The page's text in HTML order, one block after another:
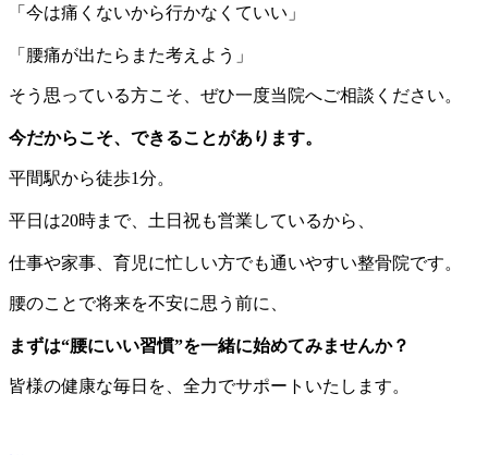
「今は痛くないから行かなくていい」
「腰痛が出たらまた考えよう」
そう思っている方こそ、ぜひ一度当院へご相談ください。
今だからこそ、できることがあります。
平間駅から徒歩1分。
平日は20時まで、土日祝も営業しているから、
仕事や家事、育児に忙しい方でも通いやすい整骨院です。
腰のことで将来を不安に思う前に、
まずは“腰にいい習慣”を一緒に始めてみませんか？
皆様の健康な毎日を、全力でサポートいたします。